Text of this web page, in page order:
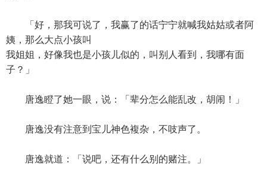
「好，那我可说了，我赢了的话宁宁就喊我姑姑或者阿
姨，那么大点小孩叫
我姐姐，好像我也是小孩儿似的，叫别人看到，我哪有面
子？」
唐逸瞪了她一眼，说：「辈分怎么能乱改，胡闹！」
唐逸没有注意到宝儿神色複杂，不吱声了。
唐逸就道：「说吧，还有什么别的赌注。」